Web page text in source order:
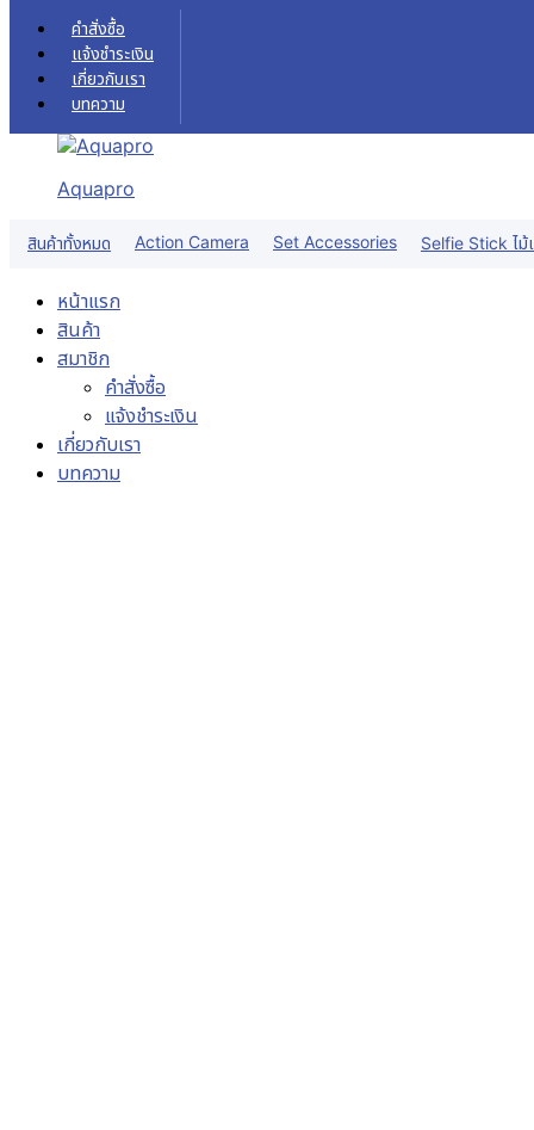
Skip to content
คำสั่งซื้อ
แจ้งชำระเงิน
เกี่ยวกับเรา
บทความ
Aquapro
สินค้าทั้งหมด Action Camera Set Accessories Selfie Stick ไม้
หน้าแรก
สินค้า
สมาชิก
คำสั่งซื้อ
แจ้งชำระเงิน
เกี่ยวกับเรา
บทความ